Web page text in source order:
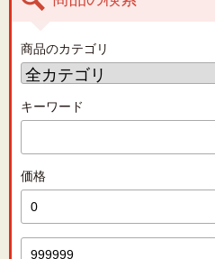
商品のカテゴリ
キーワード
価格